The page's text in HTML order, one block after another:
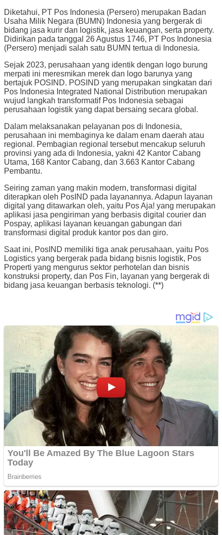
Diketahui, PT Pos Indonesia (Persero) merupakan Badan
Usaha Milik Negara (BUMN) Indonesia yang bergerak di
bidang jasa kurir dan logistik, jasa keuangan, serta property.
Didirikan pada tanggal 26 Agustus 1746, PT Pos Indonesia
(Persero) menjadi salah satu BUMN tertua di Indonesia.
Sejak 2023, perusahaan yang identik dengan logo burung
merpati ini meresmikan merek dan logo barunya yang
bertajuk POSIND. POSIND yang merupakan singkatan dari
Pos Indonesia Integrated National Distribution merupakan
wujud langkah transformatif Pos Indonesia sebagai
perusahaan logistik yang dapat bersaing secara global.
Dalam melaksanakan pelayanan pos di Indonesia,
perusahaan ini membaginya ke dalam enam daerah atau
regional. Pembagian regional tersebut mencakup seluruh
provinsi yang ada di Indonesia, yakni 42 Kantor Cabang
Utama, 168 Kantor Cabang, dan 3.663 Kantor Cabang
Pembantu.
Seiring zaman yang makin modern, transformasi digital
diterapkan oleh PosIND pada layanannya. Adapun layanan
digital yang ditawarkan oleh, yaitu Pos Aja! yang merupakan
aplikasi jasa pengiriman yang berbasis digital courier dan
Pospay, aplikasi layanan keuangan gabungan dari
transformasi digital produk kantor pos dan giro.
Saat ini, PosIND memiliki tiga anak perusahaan, yaitu Pos
Logistics yang bergerak pada bidang bisnis logistik, Pos
Properti yang mengurus sektor perhotelan dan bisnis
konstruksi property, dan Pos Fin, layanan yang bergerak di
bidang jasa keuangan berbasis teknologi. (**)